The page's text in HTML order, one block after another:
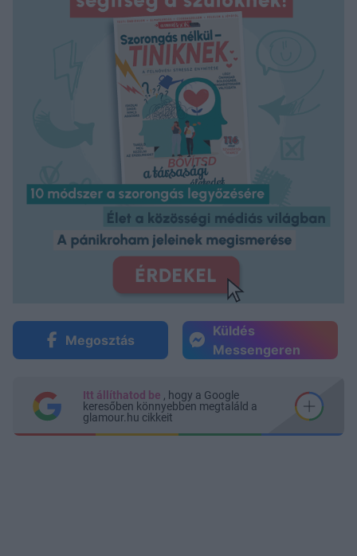
Megosztás
Küldés
Messengeren
Itt állíthatod be , hogy a Google
keresőben könnyebben megtaláld a
glamour.hu cikkeit